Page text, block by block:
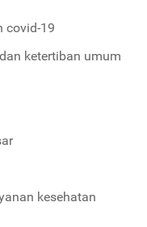
covid-19
ketertiban umum
kesehatan